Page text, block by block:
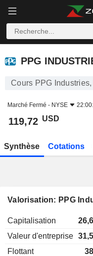
PPG INDUSTRIES,
PPG
Cours PPG Industries,
Marché Fermé - NYSE
119,72 USD
Synthèse Cotations
Valorisation: PPG
Capitalisation
Valeur d'entreprise
Flottant